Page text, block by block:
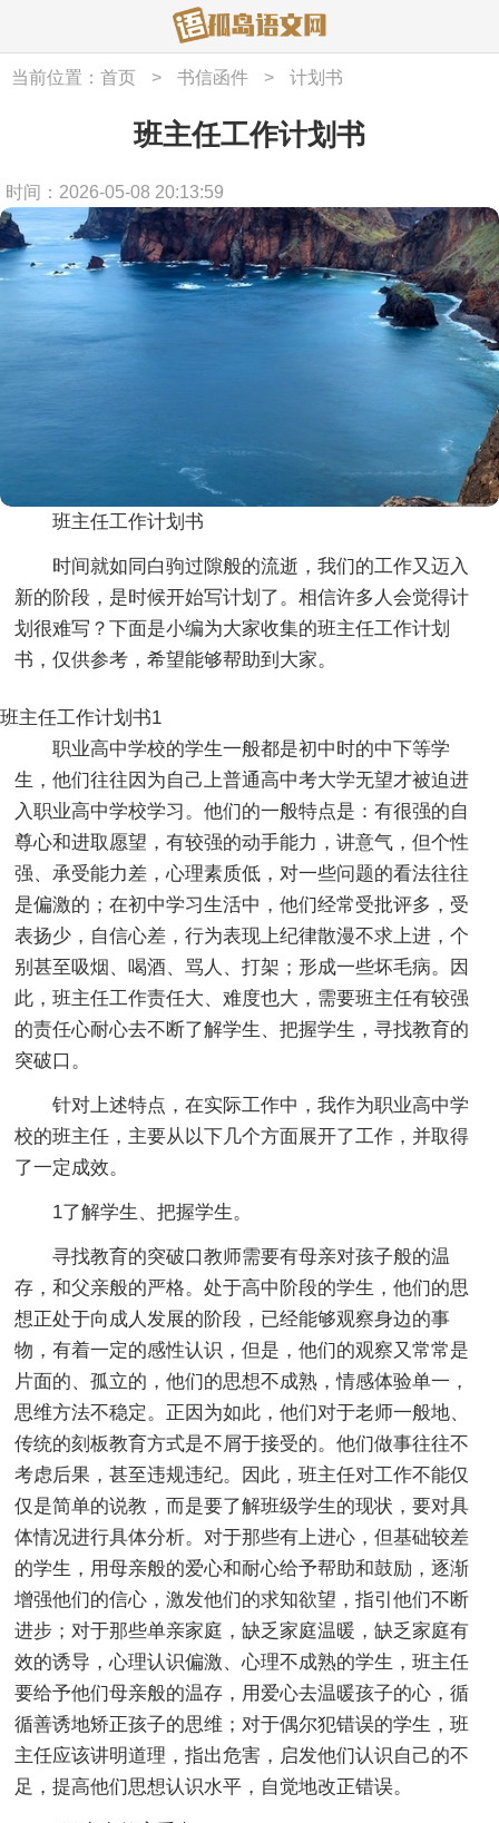
当前位置： 首页 > 书信函件 > 计划书
班主任工作计划书
时间：2026-05-08 20:13:59
班主任工作计划书
时间就如同白驹过隙般的流逝，我们的工作又迈入
新的阶段，是时候开始写计划了。相信许多人会觉得计
划很难写？下面是小编为大家收集的班主任工作计划
书，仅供参考，希望能够帮助到大家。
班主任工作计划书1
职业高中学校的学生一般都是初中时的中下等学
生，他们往往因为自己上普通高中考大学无望才被迫进
入职业高中学校学习。他们的一般特点是：有很强的自
尊心和进取愿望，有较强的动手能力，讲意气，但个性
强、承受能力差，心理素质低，对一些问题的看法往往
是偏激的；在初中学习生活中，他们经常受批评多，受
表扬少，自信心差，行为表现上纪律散漫不求上进，个
别甚至吸烟、喝酒、骂人、打架；形成一些坏毛病。因
此，班主任工作责任大、难度也大，需要班主任有较强
的责任心耐心去不断了解学生、把握学生，寻找教育的
突破口。
针对上述特点，在实际工作中，我作为职业高中学
校的班主任，主要从以下几个方面展开了工作，并取得
了一定成效。
1了解学生、把握学生。
寻找教育的突破口教师需要有母亲对孩子般的温
存，和父亲般的严格。处于高中阶段的学生，他们的思
想正处于向成人发展的阶段，已经能够观察身边的事
物，有着一定的感性认识，但是，他们的观察又常常是
片面的、孤立的，他们的思想不成熟，情感体验单一，
思维方法不稳定。正因为如此，他们对于老师一般地、
传统的刻板教育方式是不屑于接受的。他们做事往往不
考虑后果，甚至违规违纪。因此，班主任对工作不能仅
仅是简单的说教，而是要了解班级学生的现状，要对具
体情况进行具体分析。对于那些有上进心，但基础较差
的学生，用母亲般的爱心和耐心给予帮助和鼓励，逐渐
增强他们的信心，激发他们的求知欲望，指引他们不断
进步；对于那些单亲家庭，缺乏家庭温暖，缺乏家庭有
效的诱导，心理认识偏激、心理不成熟的学生，班主任
要给予他们母亲般的温存，用爱心去温暖孩子的心，循
循善诱地矫正孩子的思维；对于偶尔犯错误的学生，班
主任应该讲明道理，指出危害，启发他们认识自己的不
足，提高他们思想认识水平，自觉地改正错误。